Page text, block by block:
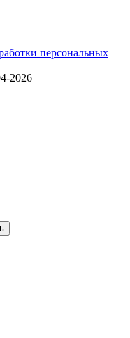
персональных
2026